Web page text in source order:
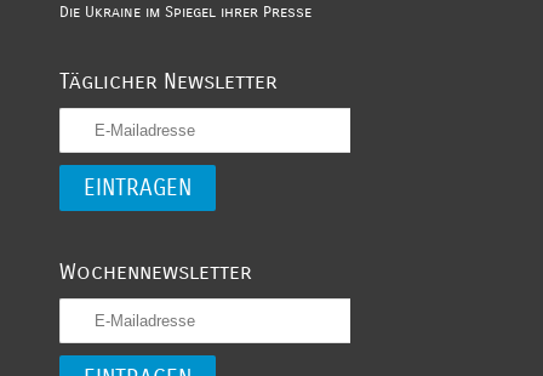
Die Ukraine im Spiegel ihrer Presse
Täglicher Newsletter
Wochennewsletter